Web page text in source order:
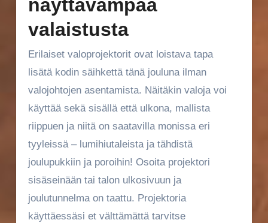
näyttävämpää
valaistusta
Erilaiset valoprojektorit ovat loistava tapa
lisätä kodin säihkettä tänä jouluna ilman
valojohtojen asentamista. Näitäkin valoja voi
käyttää sekä sisällä että ulkona, mallista
riippuen ja niitä on saatavilla monissa eri
tyyleissä – lumihiutaleista ja tähdistä
joulupukkiin ja poroihin! Osoita projektori
sisäseinään tai talon ulkosivuun ja
joulutunnelma on taattu. Projektoria
käyttäessäsi et välttämättä tarvitse